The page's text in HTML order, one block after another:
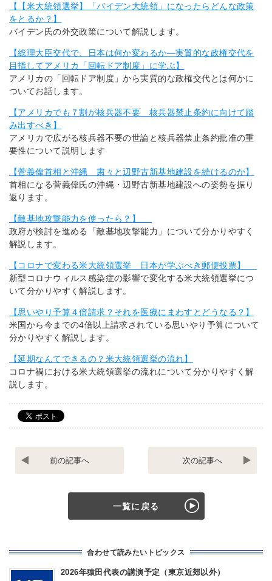
【【米大統領選挙】「バイデン大統領」になったらどんな政策
をとるか？】
バイデン氏の外交政策について解説します。
【総理大臣交代で、日本は何か変わるか―実質的な政権交代を
目指してアメリカ「回転ドア制度」に学ぶ】
アメリカの「回転ドア制度」から実質的な政権交代とは何かに
ついてお話します。
【アメリカでも７割が核兵器不要 核兵器禁止条約に向けて踏
み出すべき】
アメリカで広がる核兵器不要の世論と核兵器禁止条約批准の重
要性について説明します
【菅義偉首相と沖縄 粛々と辺野古新基地建設を続けるのか】
首相になる菅義偉氏の沖縄・辺野古新基地建設への姿勢を振り
返ります。
【敵基地攻撃能力を使ったら？】
政府が検討を進める「敵基地攻撃能力」について分かりやすく
解説します。
【コロナで変わる米大統領選挙 日本が学ぶべき郵便投票】
新型コロナウィルス感染症の影響で変化する米大統領選挙につ
いて分かりやすく解説します。
【思いやり予算４倍請求？それを医療にまわすとどうなる？】
米国から今までの4倍以上請求されている思いやり予算について
分かりやすく解説します。
【延期なんてできるの？米大統領選挙の流れ】
コロナ禍における米大統領選挙の流れについて分かりやすく解
説します。
六
再
本
格
米
権
限
法
再
編
一覧に戻る
合わせて読みたいトピックス
2026年猿田代表の講演予定（東京近郊以外）